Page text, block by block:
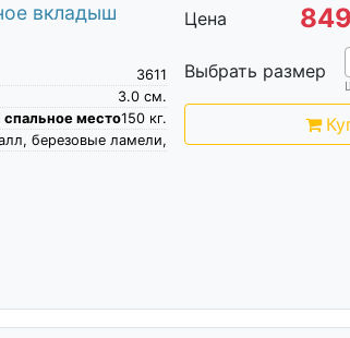
вкладыш
3611
см.
3.0
место
кг.
150
березовые ламели,
Цена
Выбрать размер